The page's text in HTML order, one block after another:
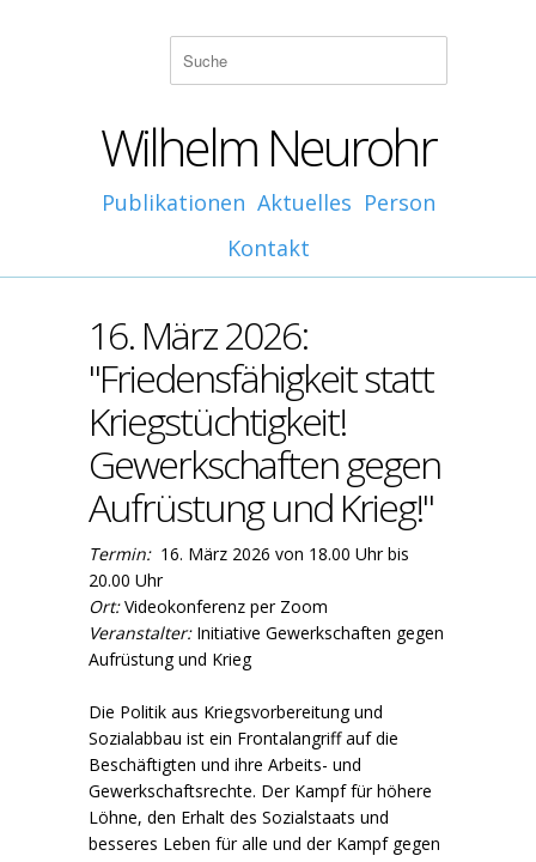
Wilhelm Neurohr
Publikationen Aktuelles Person
Kontakt
16. März 2026:
"Friedensfähigkeit statt
Kriegstüchtigkeit!
Gewerkschaften gegen
Aufrüstung und Krieg!"
Termin: 16. März 2026 von 18.00 Uhr bis
20.00 Uhr
Ort:Videokonferenz per Zoom
Veranstalter:Initiative Gewerkschaften gegen
Aufrüstung und Krieg
Die Politik aus Kriegsvorbereitung und
Sozialabbau ist ein Frontalangriff auf die
Beschäftigten und ihre Arbeits- und
Gewerkschaftsrechte. Der Kampf für höhere
Löhne, den Erhalt des Sozialstaats und
besseres Leben für alle und der Kampf gegen